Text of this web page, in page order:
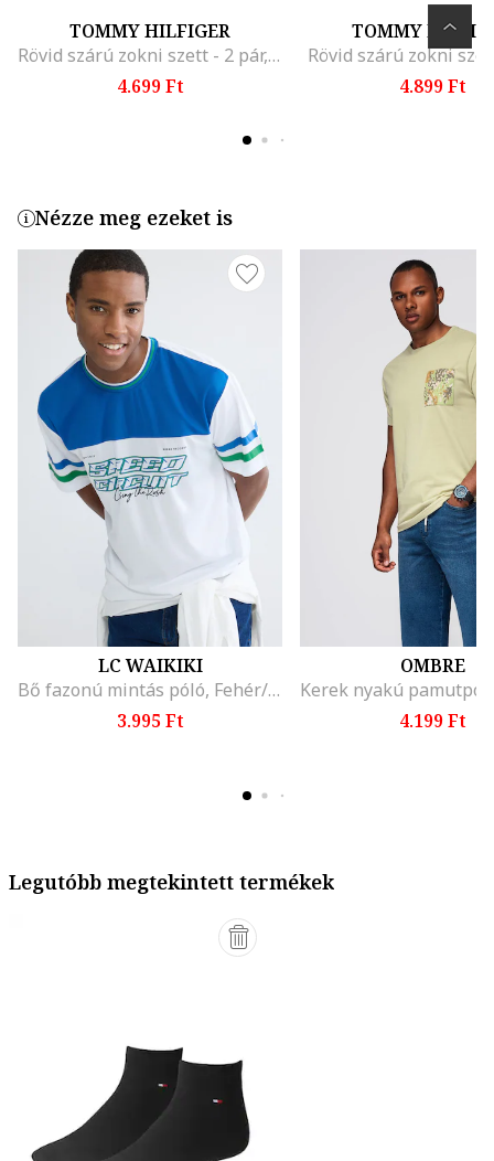
TOMMY HILFIGER
Rövid szárú zokni szett - 2 pár, Tengerészkék
4.699 Ft
TOMMY
Rövid szárú zokni
4.899 Ft
Nézze meg ezeket is
LC WAIKIKI
Bő fazonú mintás póló, Fehér/Kék
3.995 Ft
OMBRE
4.199 Ft
Legutóbb megtekintett termékek